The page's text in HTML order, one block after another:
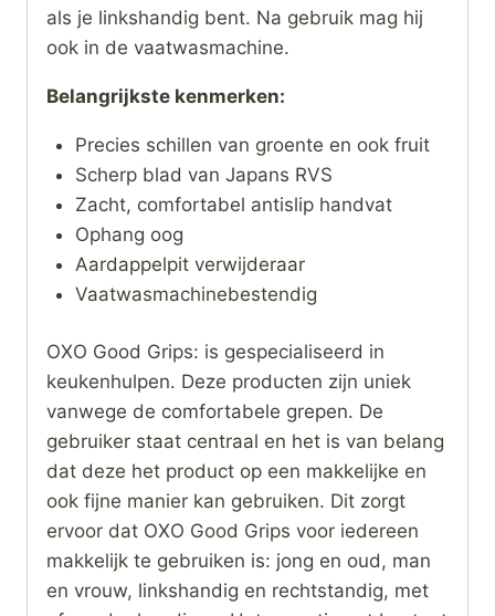
als je linkshandig bent. Na gebruik mag hij
ook in de vaatwasmachine.
Belangrijkste kenmerken:
Precies schillen van groente en ook fruit
Scherp blad van Japans RVS
Zacht, comfortabel antislip handvat
Ophang oog
Aardappelpit verwijderaar
Vaatwasmachinebestendig
OXO Good Grips: is gespecialiseerd in
keukenhulpen. Deze producten zijn uniek
vanwege de comfortabele grepen. De
gebruiker staat centraal en het is van belang
dat deze het product op een makkelijke en
ook fijne manier kan gebruiken. Dit zorgt
ervoor dat OXO Good Grips voor iedereen
makkelijk te gebruiken is: jong en oud, man
en vrouw, linkshandig en rechtstandig, met